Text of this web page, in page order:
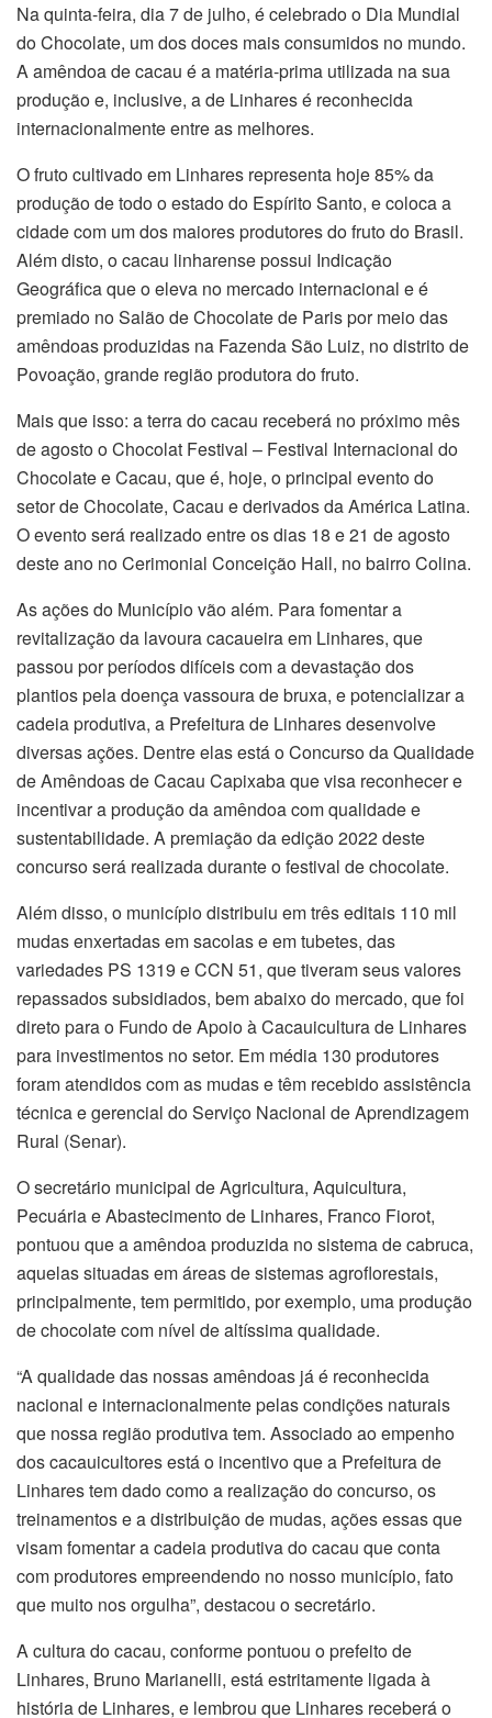
Na quinta-feira, dia 7 de julho, é celebrado o Dia Mundial
do Chocolate, um dos doces mais consumidos no mundo.
A amêndoa de cacau é a matéria-prima utilizada na sua
produção e, inclusive, a de Linhares é reconhecida
internacionalmente entre as melhores.
O fruto cultivado em Linhares representa hoje 85% da
produção de todo o estado do Espírito Santo, e coloca a
cidade com um dos maiores produtores do fruto do Brasil.
Além disto, o cacau linharense possui Indicação
Geográfica que o eleva no mercado internacional e é
premiado no Salão de Chocolate de Paris por meio das
amêndoas produzidas na Fazenda São Luiz, no distrito de
Povoação, grande região produtora do fruto.
Mais que isso: a terra do cacau receberá no próximo mês
de agosto o Chocolat Festival – Festival Internacional do
Chocolate e Cacau, que é, hoje, o principal evento do
setor de Chocolate, Cacau e derivados da América Latina.
O evento será realizado entre os dias 18 e 21 de agosto
deste ano no Cerimonial Conceição Hall, no bairro Colina.
As ações do Município vão além. Para fomentar a
revitalização da lavoura cacaueira em Linhares, que
passou por períodos difíceis com a devastação dos
plantios pela doença vassoura de bruxa, e potencializar a
cadeia produtiva, a Prefeitura de Linhares desenvolve
diversas ações. Dentre elas está o Concurso da Qualidade
de Amêndoas de Cacau Capixaba que visa reconhecer e
incentivar a produção da amêndoa com qualidade e
sustentabilidade. A premiação da edição 2022 deste
concurso será realizada durante o festival de chocolate.
Além disso, o município distribuiu em três editais 110 mil
mudas enxertadas em sacolas e em tubetes, das
variedades PS 1319 e CCN 51, que tiveram seus valores
repassados subsidiados, bem abaixo do mercado, que foi
direto para o Fundo de Apoio à Cacauicultura de Linhares
para investimentos no setor. Em média 130 produtores
foram atendidos com as mudas e têm recebido assistência
técnica e gerencial do Serviço Nacional de Aprendizagem
Rural (Senar).
O secretário municipal de Agricultura, Aquicultura,
Pecuária e Abastecimento de Linhares, Franco Fiorot,
pontuou que a amêndoa produzida no sistema de cabruca,
aquelas situadas em áreas de sistemas agroflorestais,
principalmente, tem permitido, por exemplo, uma produção
de chocolate com nível de altíssima qualidade.
“A qualidade das nossas amêndoas já é reconhecida
nacional e internacionalmente pelas condições naturais
que nossa região produtiva tem. Associado ao empenho
dos cacauicultores está o incentivo que a Prefeitura de
Linhares tem dado como a realização do concurso, os
treinamentos e a distribuição de mudas, ações essas que
visam fomentar a cadeia produtiva do cacau que conta
com produtores empreendendo no nosso município, fato
que muito nos orgulha”, destacou o secretário.
A cultura do cacau, conforme pontuou o prefeito de
Linhares, Bruno Marianelli, está estritamente ligada à
história de Linhares, e lembrou que Linhares receberá o